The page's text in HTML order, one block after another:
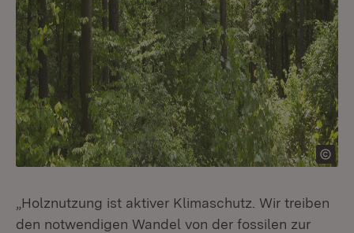
„Holznutzung ist aktiver Klimaschutz. Wir treiben
den notwendigen Wandel von der fossilen zur